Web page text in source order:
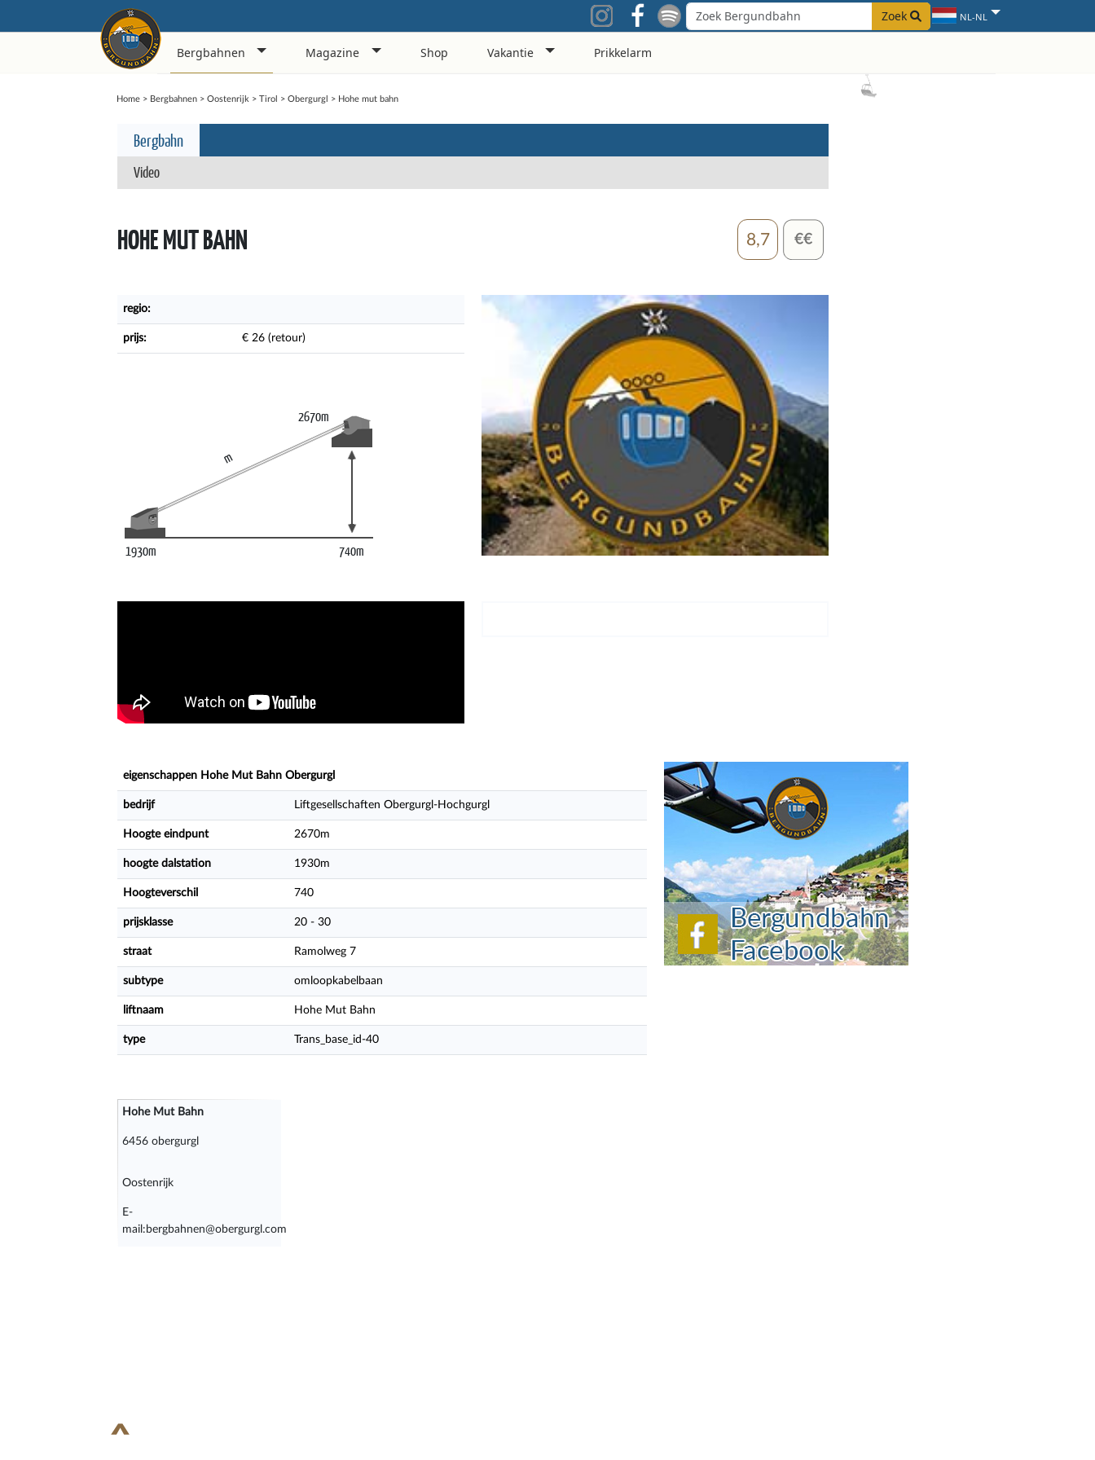
Zoek NL-NL
Bergbahnen Magazine Shop Vakantie Prikkelarm
Home> Bergbahnen> Oostenrijk > Tirol > Obergurgl > Hohe mut bahn
Bergbahn
Video
HOHE MUT BAHN 8,7
regio:
prijs: € 26 (retour)
1930m
2670m
m
740m
eigenschappen Hohe Mut Bahn Obergurgl
bedrijf Liftgesellschaften Obergurgl-Hochgurgl
Hoogte eindpunt 2670m
hoogte dalstation 1930m
Hoogteverschil 740
prijsklasse 20 - 30
straat Ramolweg 7
subtype omloopkabelbaan
liftnaam Hohe Mut Bahn
type Trans_base_id-40
Hohe Mut Bahn
6456 obergurgl
Oostenrijk
E-
mail:bergbahnen@obergurgl.com